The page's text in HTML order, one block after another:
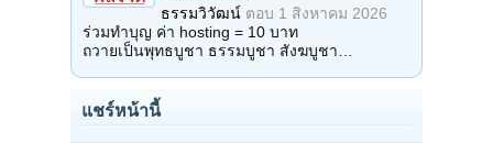
ธรรมวิวัฒน์ ตอบ 1 สิงหาคม 2026
ร่วมทำบุญ ค่า hosting = 10 บาท
ถวายเป็นพุทธบูชา ธรรมบูชา สังฆบูชา…
แชร์หน้านี้